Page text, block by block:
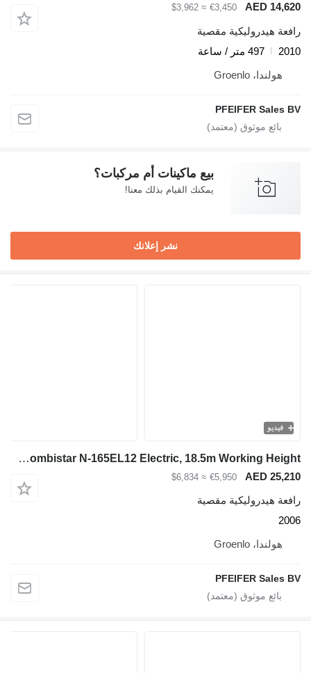
AED 14,620
€3,450
≈ $3,962
رافعة هيدروليكية مقصية
2010
497 متر / ساعة
هولندا، Groenlo
PFEIFER Sales BV
بيع ماكينات أم مركبات؟
يمكنك القيام بذلك معنا!
نشر إعلانك
فيديو
Holland Lift Combistar N-165EL12 Electric, 18.5m Working Height
AED 25,210
€5,950
≈ $6,834
رافعة هيدروليكية مقصية
2006
هولندا، Groenlo
PFEIFER Sales BV